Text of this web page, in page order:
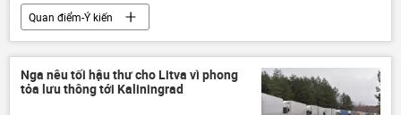
Quan điểm-Ý kiến
Chiến dịch quân sự đặc biệt tại Ukraina
Ukraina
Cuộc khủng hoảng ở Ukraina
Hoa Kỳ
Chính trị
Nga nêu tối hậu thư cho Litva vì phong
tỏa lưu thông tới Kaliningrad